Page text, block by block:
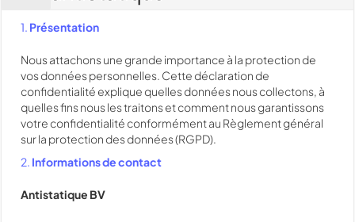
1. Présentation
Nous attachons une grande importance à la protection de
vos données personnelles. Cette déclaration de
confidentialité explique quelles données nous collectons, à
quelles fins nous les traitons et comment nous garantissons
votre confidentialité conformément au Règlement général
sur la protection des données (RGPD).
2. Informations de contact
Antistatique BV